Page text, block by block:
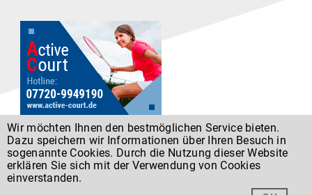
Datenschutz
Wir möchten Ihnen den bestmöglichen Service bieten.
Dazu speichern wir Informationen über Ihren Besuch in
sogenannte Cookies. Durch die Nutzung dieser Website
erklären Sie sich mit der Verwendung von Cookies
einverstanden.